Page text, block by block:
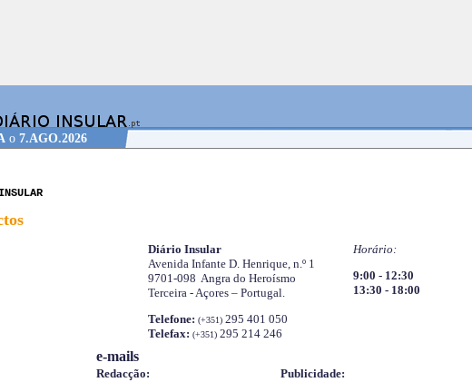
o 7.AGO.2026
Diário Insular
Avenida Infante D. Henrique, n.º 1
9701-098 Angra do Heroísmo
Terceira - Açores – Portugal.
Telefone: (+351)295 401 050
Telefax: (+351)295 214 246
Horário:
9:00 - 12:30
13:30 - 18:00
e-mails
Redacção:
Publicidade: